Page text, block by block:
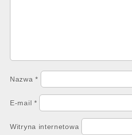
Nazwa*
E-mail *
Witryna internetowa